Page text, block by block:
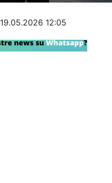
19.05.2026 12:05